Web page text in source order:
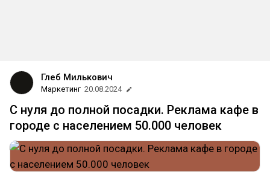
Глеб Милькович
Маркетинг 20.08.2024
С нуля до полной посадки. Реклама кафе в
городе с населением 50.000 человек